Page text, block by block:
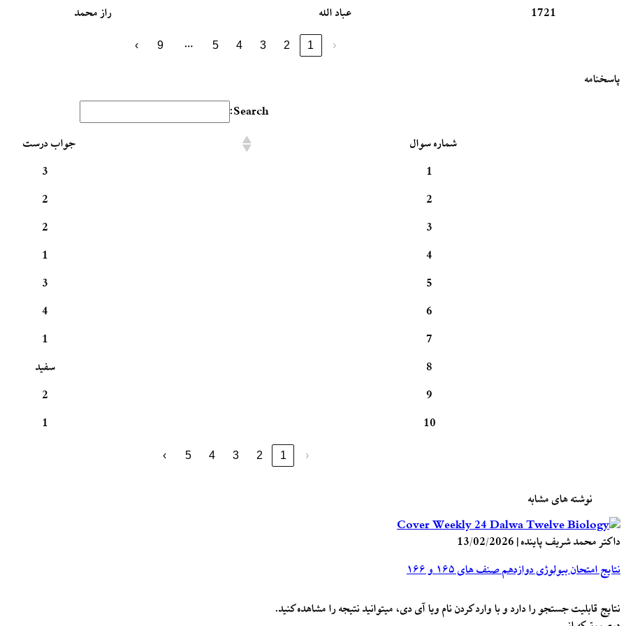
1721 عباد الله راز محمد
‹
1
2
3
4
5
…
9
›
پاسخنامه
Search:
شماره سوال
جواب درست
1
3
2
2
3
2
4
1
5
3
6
4
7
1
8
سفید
9
2
10
1
‹
1
2
3
4
5
›
نوشته های مشابه
داکتر محمد شریف پاینده|
13/02/2026
نتایج امتحان بیولوژی دوازدهم صنف های ۱۶۵ و ۱۶۶
نتایج قابلیت جستجو را دارد و با وارد کردن نام ویا آی دی، میتوانید نتیجه را مشاهده کنید.